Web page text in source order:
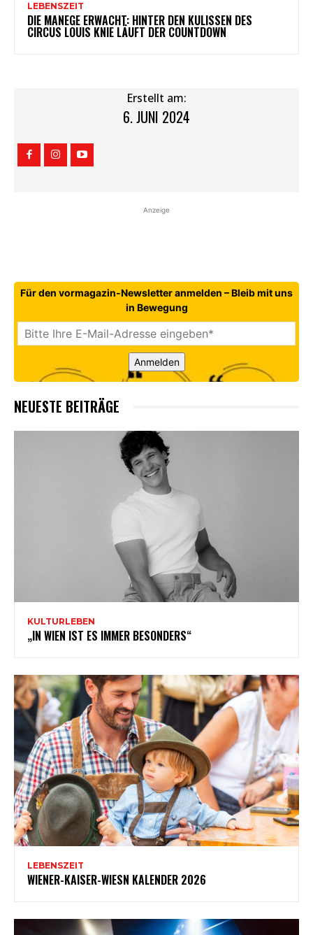
LEBENSZEIT
DIE MANEGE ERWACHT: HINTER DEN KULISSEN DES
CIRCUS LOUIS KNIE LÄUFT DER COUNTDOWN
Erstellt am:
6. JUNI 2024
Anzeige
Für den vormagazin-Newsletter anmelden – Bleib mit uns
in Bewegung
Anmelden
NEUESTE BEITRÄGE
KULTURLEBEN
„IN WIEN IST ES IMMER BESONDERS“
LEBENSZEIT
WIENER-KAISER-WIESN KALENDER 2026